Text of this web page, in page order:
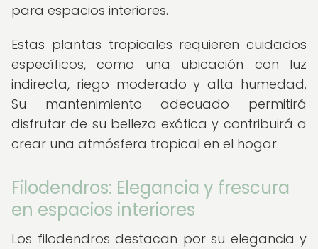
para espacios interiores.
Estas plantas tropicales requieren cuidados
específicos, como una ubicación con luz
indirecta, riego moderado y alta humedad.
Su mantenimiento adecuado permitirá
disfrutar de su belleza exótica y contribuirá a
crear una atmósfera tropical en el hogar.
Filodendros: Elegancia y frescura
en espacios interiores
Los filodendros destacan por su elegancia y